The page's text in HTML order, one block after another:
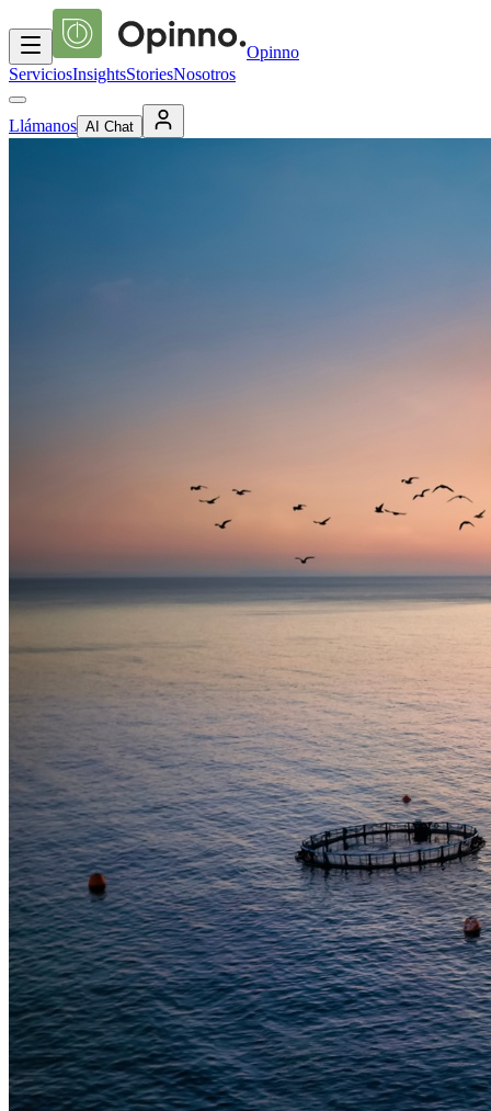
Opinno
ServiciosInsightsStoriesNosotros
Llámanos AI Chat